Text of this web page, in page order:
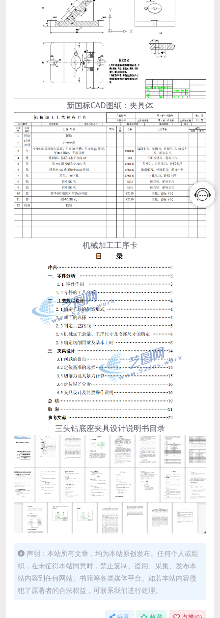
新国标CAD图纸：夹具体
机械加工工序卡
三头钻底座夹具设计说明书目录
声明：本站所有文章，均为本站原创发布。任何个人或组
织，在未征得本站同意时，禁止复制、盗用、采集、发布本
站内容到任何网站、书籍等各类媒体平台。如若本站内容侵
犯了原著者的合法权益，可联系我们进行处理。